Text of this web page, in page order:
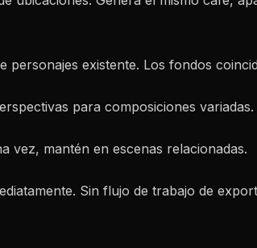
personajes existente. Los fondos
para composiciones variadas.
vez, mantén en escenas relacionadas.
Sin flujo de trabajo de